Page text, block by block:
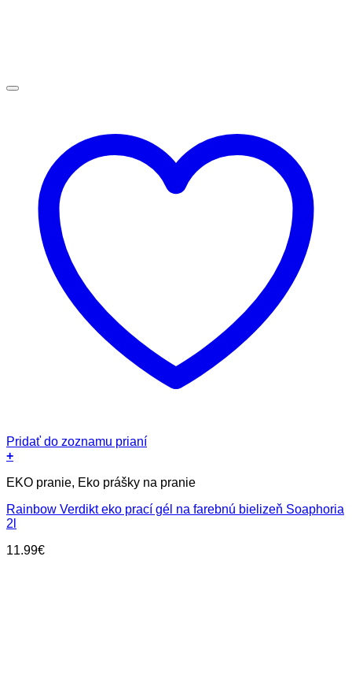
Pridať do zoznamu prianí
+
EKO pranie, Eko prášky na pranie
Rainbow Verdikt eko prací gél na farebnú bielizeň Soaphoria
2l
11.99€